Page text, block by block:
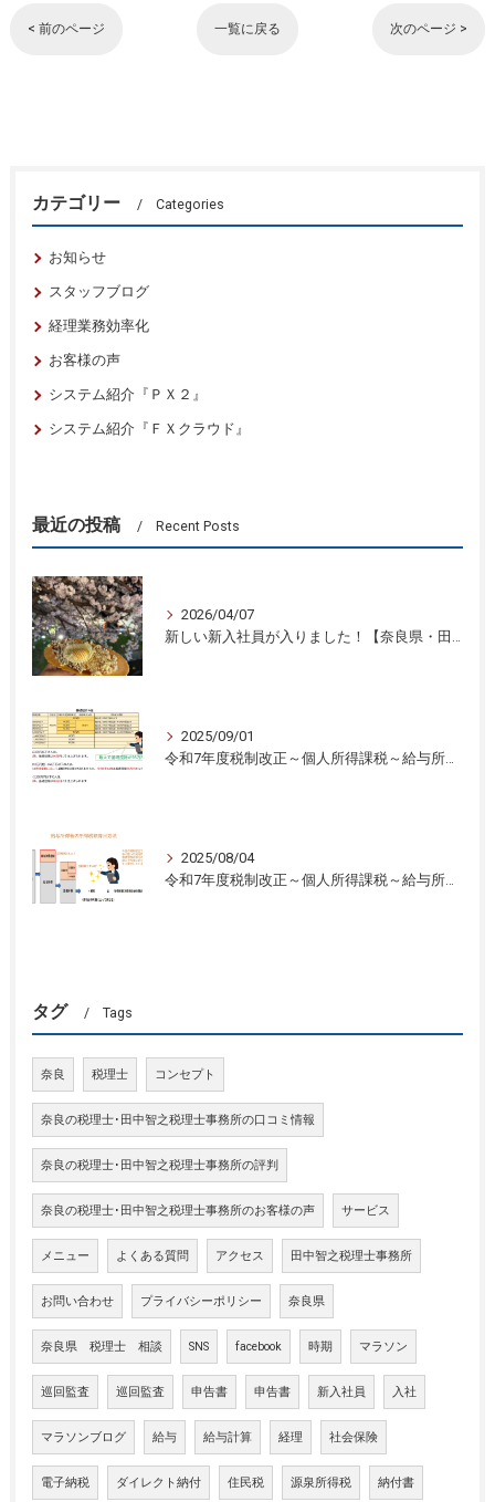
< 前のページ 一覧に戻る 次のページ >
カテゴリー Categories
お知らせ
スタッフブログ
経理業務効率化
お客様の声
システム紹介『ＰＸ２』
システム紹介『ＦＸクラウド』
最近の投稿 Recent Posts
2026/04/07
新しい新入社員が入りました！【奈良県・田中智之税理士事務所】
2025/09/01
令和7年度税制改正～個人所得課税～給与所得控除と基礎控除の引き上げ③奈良県・田中智之税理士事務所】
2025/08/04
令和7年度税制改正～個人所得課税～給与所得控除と基礎控除の引き上げ②【奈良県・田中智之税理士事務所】
タグ Tags
奈良 税理士 コンセプト
奈良の税理士･田中智之税理士事務所の口コミ情報
奈良の税理士･田中智之税理士事務所の評判
奈良の税理士･田中智之税理士事務所のお客様の声 サービス
メニュー よくある質問 アクセス 田中智之税理士事務所
お問い合わせ プライバシーポリシー 奈良県
奈良県 税理士 相談 SNS facebook 時期 マラソン
巡回監査 巡回監査 申告書 申告書 新入社員 入社
マラソンブログ 給与 給与計算 経理 社会保険
電子納税 ダイレクト納付 住民税 源泉所得税 納付書